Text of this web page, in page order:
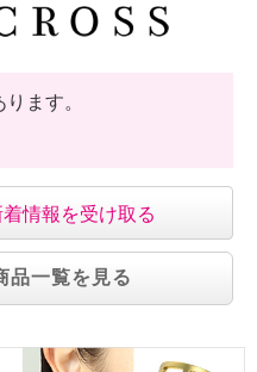
ます。
情報を受け取る
品一覧を見る